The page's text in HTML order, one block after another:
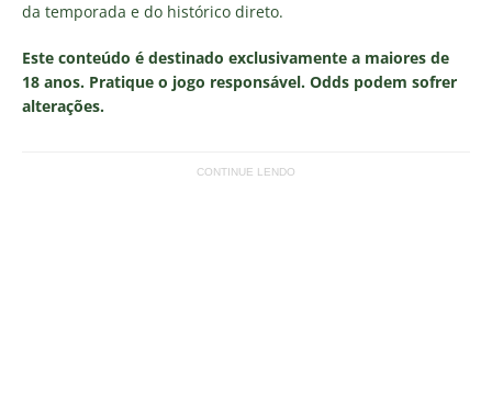
da temporada e do histórico direto.
Este conteúdo é destinado exclusivamente a maiores de
18 anos. Pratique o jogo responsável. Odds podem sofrer
alterações.
CONTINUE LENDO